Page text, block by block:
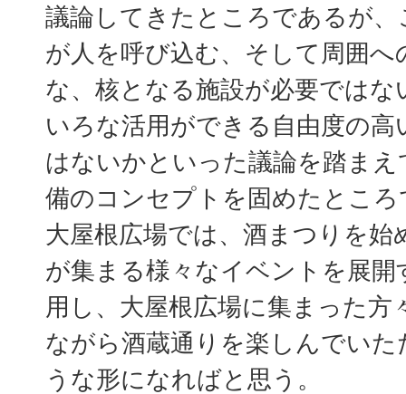
議論してきたところであるが
が人を呼び込む、そして周囲へ
な、核となる施設が必要では
いろな活用ができる自由度の
はないかといった議論を踏まえ
備のコンセプトを固めたところ
大屋根広場では、酒まつりを始
が集まる様々なイベントを展
用し、大屋根広場に集まった方
ながら酒蔵通りを楽しんでい
うな形になればと思う。